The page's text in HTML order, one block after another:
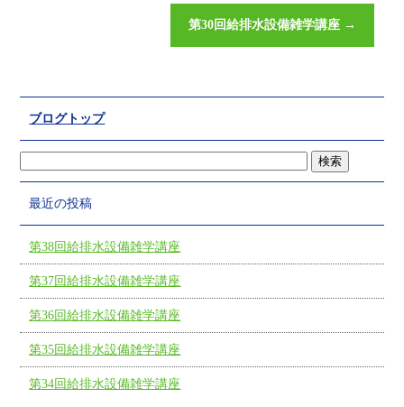
第30回給排水設備雑学講座 →
ブログトップ
最近の投稿
第38回給排水設備雑学講座
第37回給排水設備雑学講座
第36回給排水設備雑学講座
第35回給排水設備雑学講座
第34回給排水設備雑学講座